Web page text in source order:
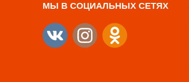
МЫ В СОЦИАЛЬНЫХ СЕТЯХ